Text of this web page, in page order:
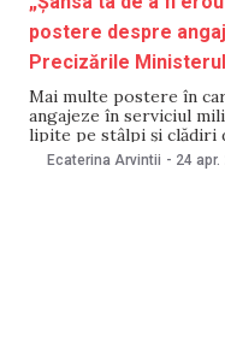
postere despre
Precizările
Mai multe postere în
angajeze în serviciul
lipite pe stâlpi și clădiri
Apărării comunică că
oamenii legii
Ecaterina Arvintii - 24 apr.